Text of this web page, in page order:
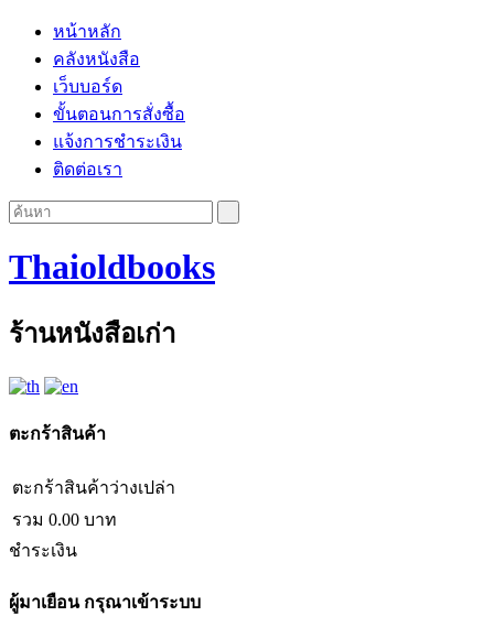
หน้าหลัก
คลังหนังสือ
เว็บบอร์ด
ขั้นตอนการสั่งซื้อ
แจ้งการชำระเงิน
ติดต่อเรา
Thaioldbooks
ร้านหนังสือเก่า
ตะกร้าสินค้า
ตะกร้าสินค้าว่างเปล่า
รวม 0.00 บาท
ชำระเงิน
ผู้มาเยือนกรุณาเข้าระบบ